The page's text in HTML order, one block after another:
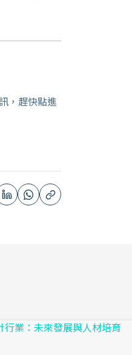
，趕快點進